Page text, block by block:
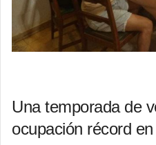
Una temporada de
ocupación récord